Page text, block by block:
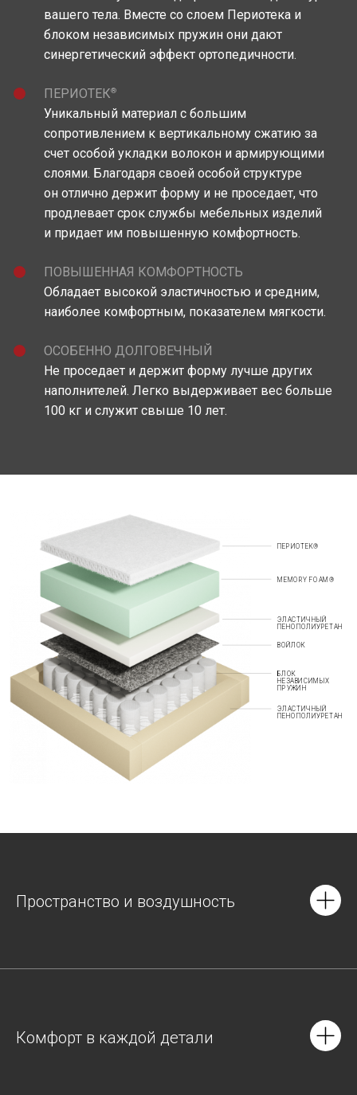
вашего тела. Вместе со слоем Периотека и
блоком независимых пружин они дают
синергетический эффект ортопедичности.
ПЕРИОТЕК®
Уникальный материал c большим
сопротивлением к вертикальному сжатию за
счет особой укладки волокон и армирующими
слоями. Благодаря своей особой структуре
он отлично держит форму и не проседает, что
продлевает срок службы мебельных изделий
и придает им повышенную комфортность.
ПОВЫШЕННАЯ КОМФОРТНОСТЬ
Обладает высокой эластичностью и средним,
наиболее комфортным, показателем мягкости.
ОСОБЕННО ДОЛГОВЕЧНЫЙ
Не проседает и держит форму лучше других
наполнителей. Легко выдерживает вес больше
100 кг и служит свыше 10 лет.
ПЕРИОТЕК®
MEMORY FOAM®
ЭЛАСТИЧНЫЙ
ПЕНОПОЛИУРЕТАН
ВОЙЛОК
БЛОК
НЕЗАВИСИМЫХ
ПРУЖИН
ЭЛАСТИЧНЫЙ
ПЕНОПОЛИУРЕТАН
Пространство и воздушность
Комфорт в каждой детали